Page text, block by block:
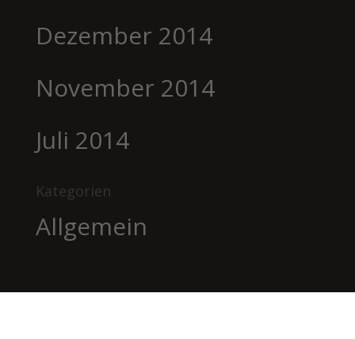
Dezember 2014
November 2014
Juli 2014
Kategorien
Allgemein